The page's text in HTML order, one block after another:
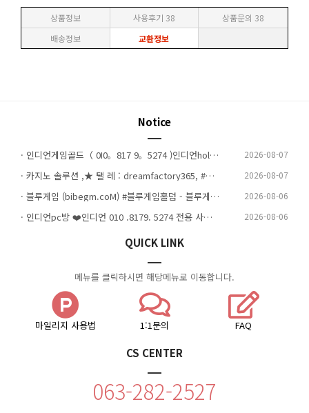
상품정보 사용후기 38 상품문의 38
배송정보
교환정보
Notice
· 인디언게임골드（ 0I0。817 9。5274 )인디언holdem,인디언맞고,인디언바둑이,인디언실버 2026-08-07
· 카지노 솔루션 ,★ 탤 레 : dreamfactory365, #토지노솔루션 #카지노 #솔루션 #임대 #카지노사이트 2026-08-07
· 블루게임 (bibegm.coM) #블루게임홀덤 - 블루게임바둑이 - 아이슬롯 아시아 공식 에이전시^^ 2026-08-06
· 인디언pc방 ❤️인디언 010 .8179. 5274 전용 사이트 (성인pc창업,요율문의) 피시방매장 ❤️ 2026-08-06
QUICK LINK
메뉴를 클릭하시면 해당메뉴로 이동합니다.
마일리지 사용법 1:1문의 FAQ
CS CENTER
063-282-2527